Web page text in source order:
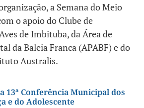
a Semana do Meio
o apoio do Clube de
de Imbituba, da Área de
da Baleia Franca (APABF) e do
Australis.
13ª Conferência Municipal dos
e do Adolescente